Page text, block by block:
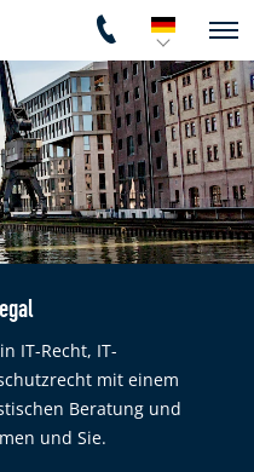
IT-Recht, IT-
mit einem
Beratung und
und Sie.